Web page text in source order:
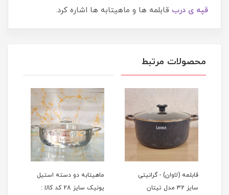
قپه ی درب قابلمه ها و ماهیتابه ها اشاره کرد.
محصولات مرتبط
قابلمه (لاوان) - گرانیتی
سایز 32 مدل تیتان
ماهیتابه دو دسته استیل
یونیک سایز 28 کد کالا :